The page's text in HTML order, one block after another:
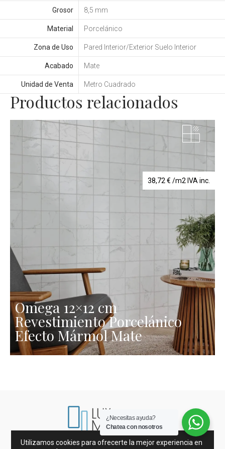
Grosor 8,5 mm
Material Porcelánico
Zona de Uso Pared Interior/Exterior Suelo Interior
Acabado Mate
Unidad de Venta Metro Cuadrado
Productos relacionados
38,72€ /m2 IVA inc.
Omega 12×12 cm
Revestimiento Porcelánico
Efecto Mármol Mate
Mármoles de España e Italia
Utilizamos cookies para ofrecerte la mejor experiencia en
¿Necesitas ayuda?
Chatea con nosotros